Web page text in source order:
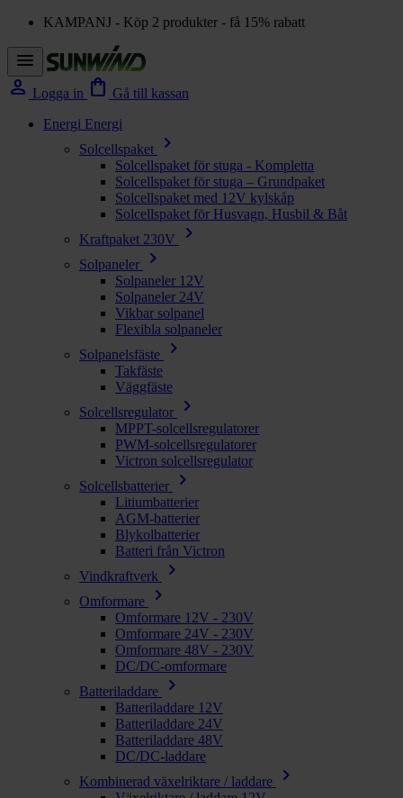
KAMPANJ - Köp 2 produkter - få 15% rabatt
menu
person Logga in shopping_bag Gå till kassan
Energi Energi
Solcellspaket
chevron_right
Solcellspaket för stuga - Kompletta
Solcellspaket för stuga – Grundpaket
Solcellspaket med 12V kylskåp
Solcellspaket för Husvagn, Husbil & Båt
Kraftpaket 230V
chevron_right
Solpaneler chevron_right
Solpaneler 12V
Solpaneler 24V
Vikbar solpanel
Flexibla solpaneler
Solpanelsfäste
chevron_right
Takfäste
Väggfäste
Solcellsregulator
chevron_right
MPPT-solcellsregulatorer
PWM-solcellsregulatorer
Victron solcellsregulator
Solcellsbatterier
chevron_right
Litiumbatterier
AGM-batterier
Blykolbatterier
Batteri från Victron
Vindkraftverk
chevron_right
Omformare chevron_right
Omformare 12V - 230V
Omformare 24V - 230V
Omformare 48V - 230V
DC/DC-omformare
Batteriladdare
chevron_right
Batteriladdare 12V
Batteriladdare 24V
Batteriladdare 48V
DC/DC-laddare
Kombinerad växelriktare / laddare
chevron_right